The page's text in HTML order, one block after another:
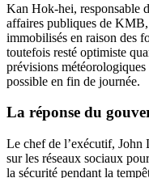
Kan Hok-hei, responsable
affaires publiques de
immobilisés en raison des
toutefois resté optimiste
prévisions
possible en fin de journée.
La réponse du
Le chef de l’exécutif, John
sur les réseaux sociaux
la sécurité pendant la